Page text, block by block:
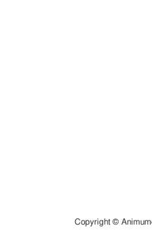
Copyright ©